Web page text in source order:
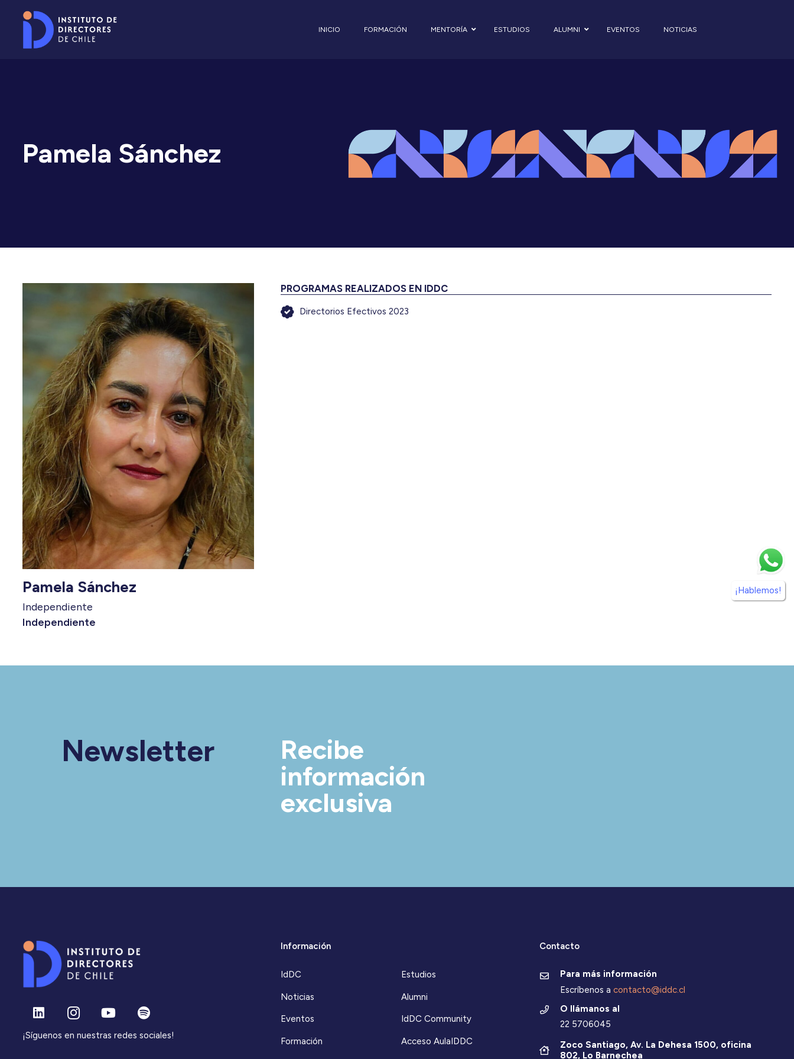
INICIO FORMACIÓN MENTORÍA ESTUDIOS ALUMNI EVENTOS NOTICIAS
Pamela Sánchez
Pamela Sánchez
Independiente
Independiente
PROGRAMAS REALIZADOS EN IDDC
Directorios Efectivos 2023
Newsletter
Recibe
información
exclusiva
¡Síguenos en nuestras redes sociales!
Información
IdDC
Noticias
Eventos
Formación
Estudios
Alumni
IdDC Community
Acceso AulaIDDC
Contacto
Para más información
Escríbenos a contacto@iddc.cl
O llámanos al
22 5706045
Zoco Santiago, Av. La Dehesa 1500, oficina
802, Lo Barnechea
¡Hablemos!